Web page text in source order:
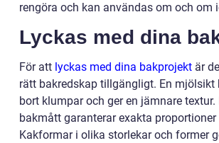
rengöra och kan användas om och om
Lyckas med dina
För att lyckas med dina bakprojekt är
rätt bakredskap tillgängligt. En
bort klumpar och ger en jämnare textur.
bakmått garanterar exakta proportioner
Kakformar i olika storlekar och former